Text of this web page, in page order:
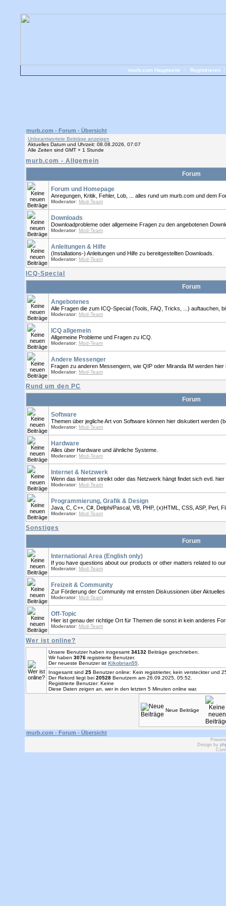
murb.com Hauptseite Registrieren
murb.com - Forum - Übersicht
Unbeantwortete Beiträge anzeigen
Aktuelles Datum und Uhrzeit: 08.08.2026, 07:07
Alle Zeiten sind GMT + 1 Stunde
murb.com - Allgemein
Forum
Forum und Homepage
Anregungen, Kritik, Fehler, Lob, ... alles rund um murb.com und dem
Moderator: Mod-Team
Downloads
Downloadprobleme oder allgemeine Fragen zu den angebotenen
Moderator: Mod-Team
Anleitungen & Hilfe
(Installations-) Anleitungen und Hilfe zu bereitgestellten Downloads.
Moderator: Mod-Team
ICQ-Special
Forum
Angebotenes
Alle Fragen die zum ICQ-Special (Tools, FAQ, Tricks, ...) auftauchen,
Moderator: Mod-Team
ICQ allgemein
Allgemeine Probleme und Fragen zu ICQ.
Moderator: Mod-Team
Andere Messenger
Fragen zu anderen Messengern, wie QIP oder Miranda IM werden hier
Moderator: Mod-Team
Rund um den PC
Forum
Software
Themen über jegliche Art von Software können hier diskutiert werden
Moderator: Mod-Team
Hardware
Alles über Hardware und ähnliche Systeme.
Moderator: Mod-Team
Internet & Netzwerk
Wenn das Internet streikt oder das Netzwerk hängt findet sich evtl. hier
Moderator: Mod-Team
Programmierung, Grafik & Design
Java, C, C++, C#, Delphi/Pascal, VB, PHP, (x)HTML, CSS, ASP, Perl,
Moderator: Mod-Team
Sonstiges
Forum
International Area (English only)
If you have questions about our products or other matters related to
Moderator: Mod-Team
Freizeit & Community
Zur Förderung der Community mit ernsten Diskussionen über
Moderator: Mod-Team
Off-Topic
Hier ist genau der richtige Ort für Themen die sonst in kein anderes
Moderator: Mod-Team
Wer ist online?
Unsere Benutzer haben insgesamt 34132 Beiträge geschrieben.
Wir haben 3076 registrierte Benutzer.
Der neueste Benutzer ist Kikobrian55
Insgesamt sind 25 Benutzer online: Kein registrierter, kein versteckter und
Der Rekord liegt bei 20528 Benutzern am 26.09.2025, 05:52.
Registrierte Benutzer: Keine
Diese Daten zeigen an, wer in den letzten 5 Minuten online war.
Neue Beiträge
murb.com - Forum - Übersicht
Design by